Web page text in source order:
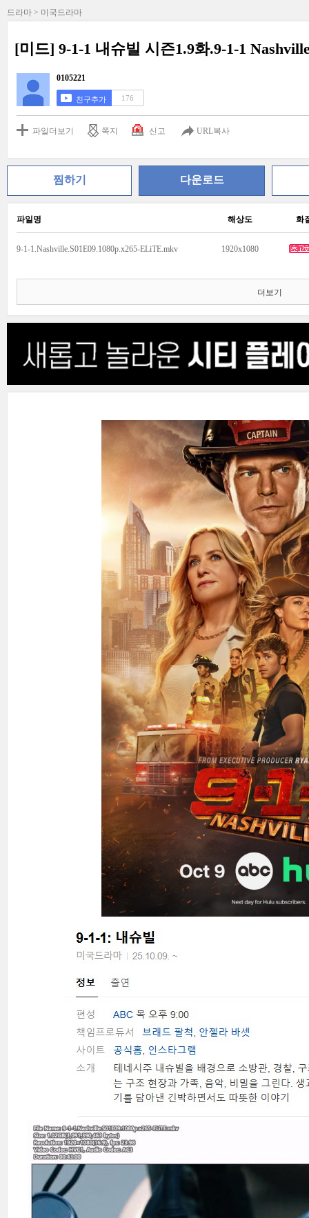
드라마 > 미국드라마
[미드] 9-1-1 내슈빌 시즌1.9화.9-1-1
0105221
친구추가 176
파일더보기 쪽지 신고 URL복사
찜하기 다운로드
파일명 해상도 화
9-1-1.Nashville.S01E09.1080p.x265-ELiTE.mkv 1920x1080
더보기